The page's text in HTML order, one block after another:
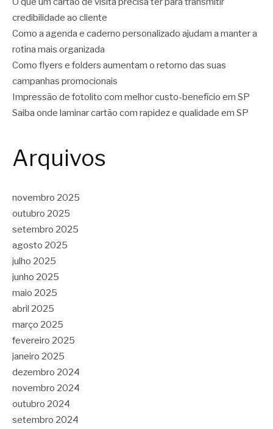
credibilidade ao cliente
Como a agenda e caderno personalizado ajudam a manter a
rotina mais organizada
Como flyers e folders aumentam o retorno das suas
campanhas promocionais
Impressão de fotolito com melhor custo-benefício em SP
Saiba onde laminar cartão com rapidez e qualidade em SP
Arquivos
novembro 2025
outubro 2025
setembro 2025
agosto 2025
julho 2025
junho 2025
maio 2025
abril 2025
março 2025
fevereiro 2025
janeiro 2025
dezembro 2024
novembro 2024
outubro 2024
setembro 2024